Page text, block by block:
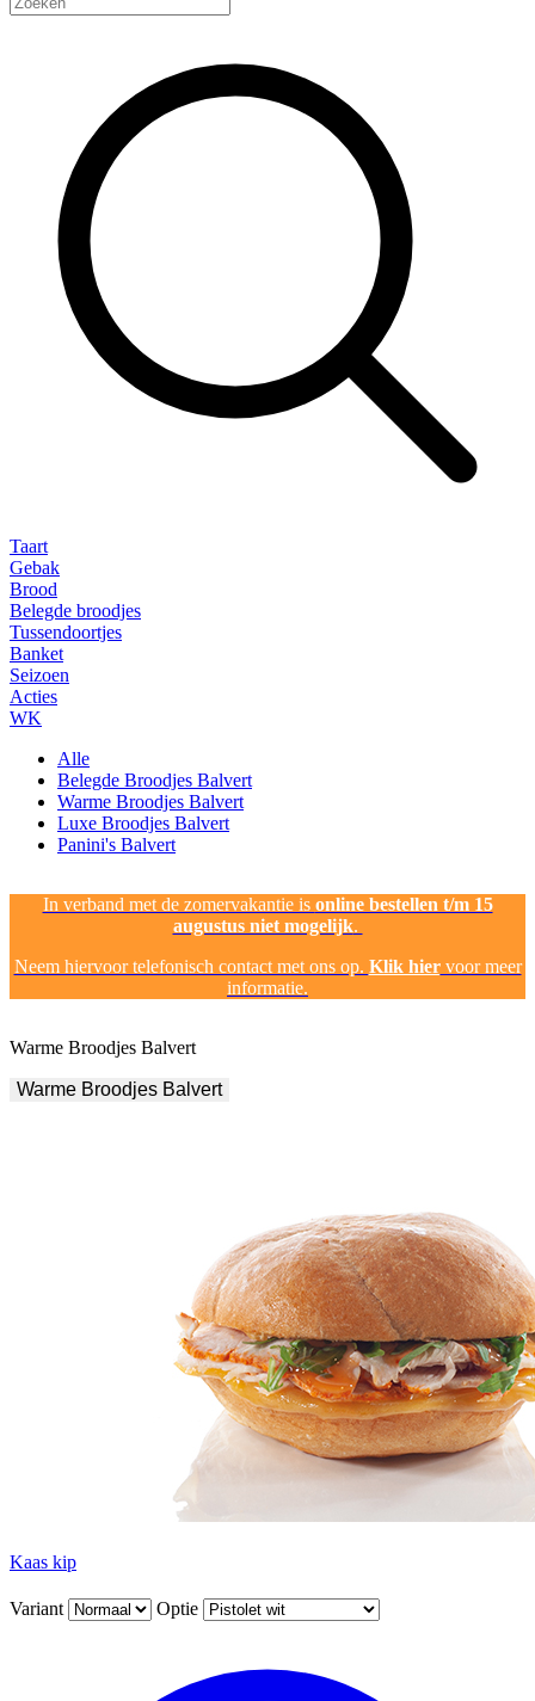
Taart
Gebak
Brood
Belegde broodjes
Tussendoortjes
Banket
Seizoen
Acties
WK
Alle
Belegde Broodjes Balvert
Warme Broodjes Balvert
Luxe Broodjes Balvert
Panini's Balvert
In verband met de zomervakantie is online bestellen t/m 15
augustus niet mogelijk.
Neem hiervoor telefonisch contact met ons op. Klik hiervoor meer
informatie.
Warme Broodjes Balvert
Warme Broodjes Balvert
Kaas kip
Variant Optie